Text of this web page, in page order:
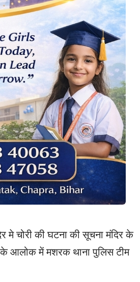
मे चोरी की घटना की सूचना मंदिर के
के आलोक में मशरक थाना पुलिस टीम